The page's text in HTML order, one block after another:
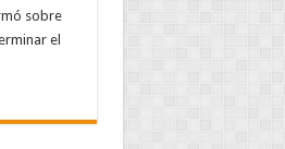
sobre
el